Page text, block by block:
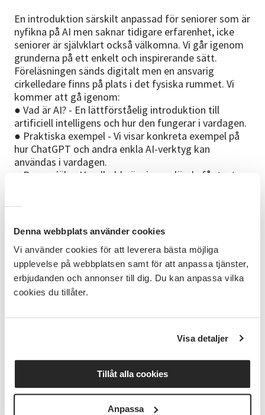
Denna webbplats använder cookies
Vi använder cookies för att leverera bästa möjliga
upplevelse på webbplatsen samt för att anpassa tjänster,
erbjudanden och annonser till dig. Du kan anpassa vilka
cookies du tillåter.
Visa detaljer
Tillåt alla cookies
Anpassa
En introduktion särskilt anpassad för seniorer som är
nyfikna på AI men saknar tidigare erfarenhet, icke
seniorer är självklart också välkomna. Vi går igenom
grunderna på ett enkelt och inspirerande sätt.
Föreläsningen sänds digitalt men en ansvarig
cirkelledare finns på plats i det fysiska rummet. Vi
kommer att gå igenom:
● Vad är AI? - En lättförståelig introduktion till
artificiell intelligens och hur den fungerar i vardagen.
● Praktiska exempel - Vi visar konkreta exempel på
hur ChatGPT och andra enkla AI-verktyg kan
användas i vardagen.
● Prova själv - Handledda övningar där du får testa
Gabriel Eliasson, digitaliseringsspecialist inom AI och
IT. Gabriel finns med digitalt.
Lokal
Studieförbundet Vuxenskolan, Biogränd 1 i
Vi skickar en kallelse via mail ca 1 vecka innan
föreläsningen. Det är bra om du inför föreläsningen
har laddat ner appen ChatGPT på din mobiltelefon då
det kommer finnas möjlighet att utforska dess
funktioner.